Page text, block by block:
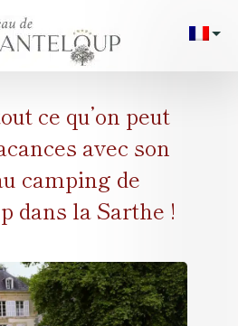
ce qu’on peut
avec son
camping de
dans la Sarthe !